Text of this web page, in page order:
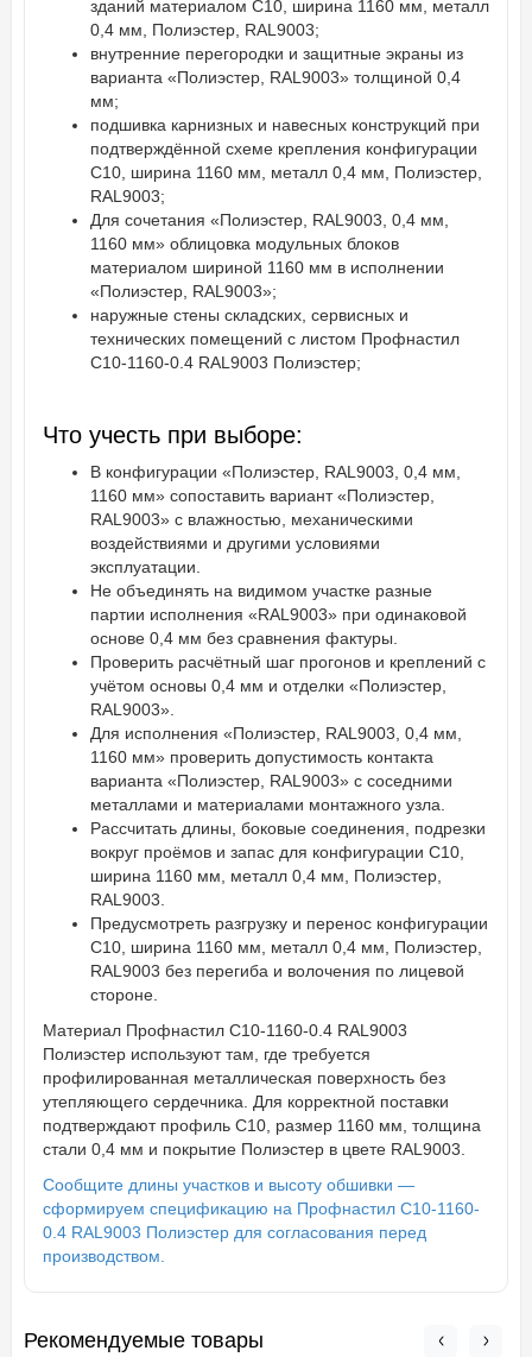
зданий материалом С10, ширина 1160 мм, металл
0,4 мм, Полиэстер, RAL9003;
внутренние перегородки и защитные экраны из
варианта «Полиэстер, RAL9003» толщиной 0,4
мм;
подшивка карнизных и навесных конструкций при
подтверждённой схеме крепления конфигурации
С10, ширина 1160 мм, металл 0,4 мм, Полиэстер,
RAL9003;
Для сочетания «Полиэстер, RAL9003, 0,4 мм,
1160 мм» облицовка модульных блоков
материалом шириной 1160 мм в исполнении
«Полиэстер, RAL9003»;
наружные стены складских, сервисных и
технических помещений с листом Профнастил
С10-1160-0.4 RAL9003 Полиэстер;
Что учесть при выборе:
В конфигурации «Полиэстер, RAL9003, 0,4 мм,
1160 мм» сопоставить вариант «Полиэстер,
RAL9003» с влажностью, механическими
воздействиями и другими условиями
эксплуатации.
Не объединять на видимом участке разные
партии исполнения «RAL9003» при одинаковой
основе 0,4 мм без сравнения фактуры.
Проверить расчётный шаг прогонов и креплений с
учётом основы 0,4 мм и отделки «Полиэстер,
RAL9003».
Для исполнения «Полиэстер, RAL9003, 0,4 мм,
1160 мм» проверить допустимость контакта
варианта «Полиэстер, RAL9003» с соседними
металлами и материалами монтажного узла.
Рассчитать длины, боковые соединения, подрезки
вокруг проёмов и запас для конфигурации С10,
ширина 1160 мм, металл 0,4 мм, Полиэстер,
RAL9003.
Предусмотреть разгрузку и перенос конфигурации
С10, ширина 1160 мм, металл 0,4 мм, Полиэстер,
RAL9003 без перегиба и волочения по лицевой
стороне.
Материал Профнастил С10-1160-0.4 RAL9003
Полиэстер используют там, где требуется
профилированная металлическая поверхность без
утепляющего сердечника. Для корректной поставки
подтверждают профиль С10, размер 1160 мм, толщина
стали 0,4 мм и покрытие Полиэстер в цвете RAL9003.
Сообщите длины участков и высоту обшивки —
сформируем спецификацию на Профнастил С10-1160-
0.4 RAL9003 Полиэстер для согласования перед
производством.
Рекомендуемые товары